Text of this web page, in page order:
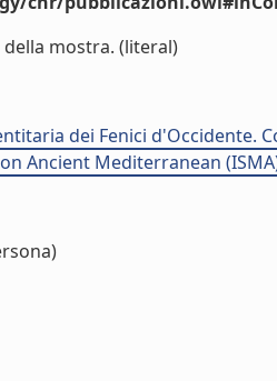
mostra. (literal)
dei Fenici d'Occidente.
Ancient Mediterranean